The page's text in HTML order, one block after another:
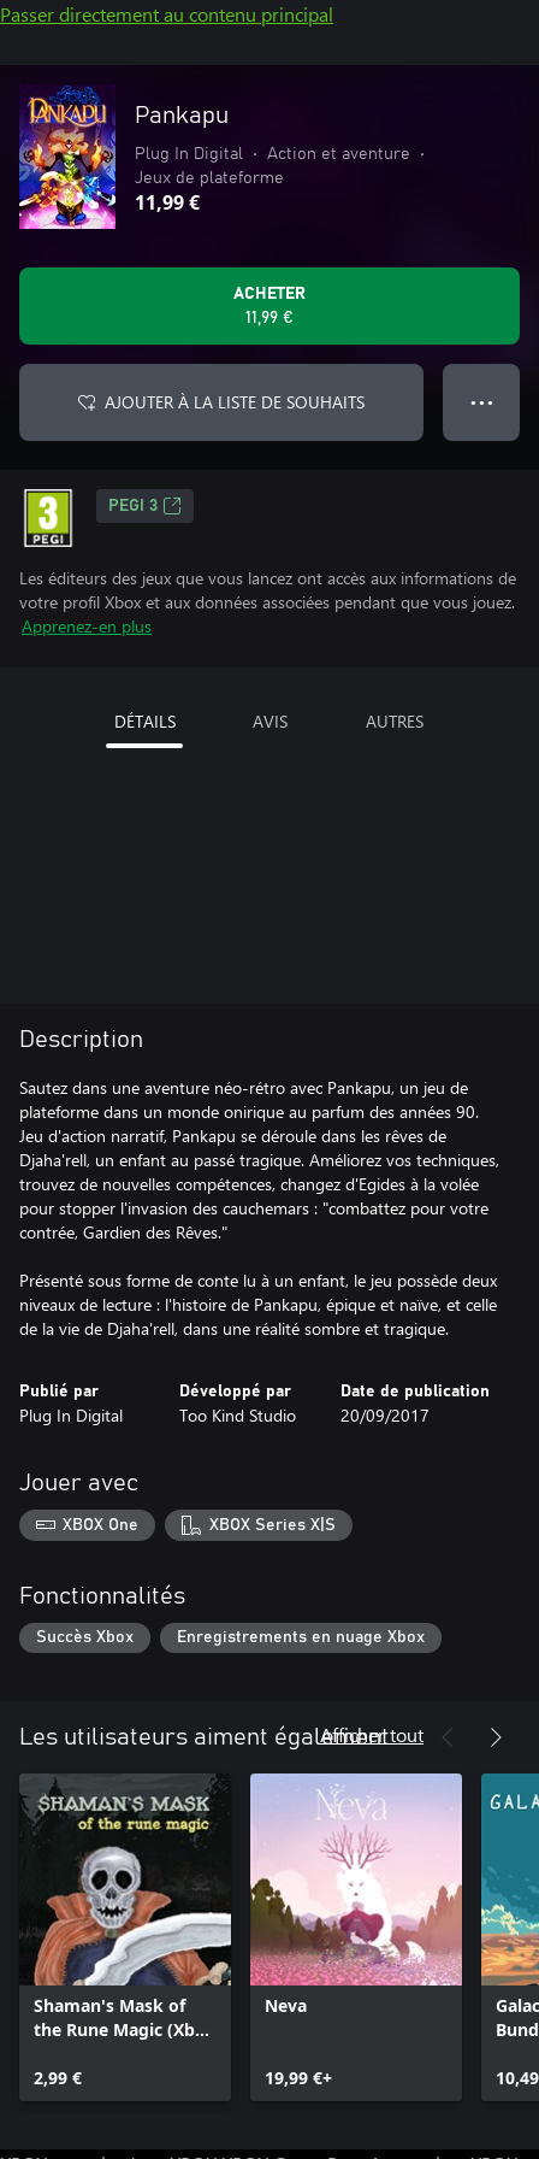
Passer directement au contenu principal
Pankapu
Plug In Digital • Action et aventure
•
Jeux de plateforme
11,99 €
ACHETER
11,99 €
AJOUTER À LA LISTE DE SOUHAITS ● ● ●
PEGI 3
Les éditeurs des jeux que vous lancez ont accès aux informations de
votre profil Xbox et aux données associées pendant que vous jouez.
Apprenez-en plus
DÉTAILS AVIS AUTRES
Description
Sautez dans une aventure néo-rétro avec Pankapu, un jeu de
plateforme dans un monde onirique au parfum des années 90.
Jeu d'action narratif, Pankapu se déroule dans les rêves de
Djaha'rell, un enfant au passé tragique. Améliorez vos techniques,
trouvez de nouvelles compétences, changez d'Egides à la volée
pour stopper l'invasion des cauchemars : "combattez pour votre
contrée, Gardien des Rêves."
Présenté sous forme de conte lu à un enfant, le jeu possède deux
niveaux de lecture : l'histoire de Pankapu, épique et naïve, et celle
de la vie de Djaha'rell, dans une réalité sombre et tragique.
Publié par
Plug In Digital
Développé par
Too Kind Studio
Date de publication
20/09/2017
Jouer avec
XBOX One XBOX Series X|S
Fonctionnalités
Succès Xbox Enregistrements en nuage Xbox
Les utilisateurs aiment également
Afficher tout
Shaman's Mask of
the Rune Magic (Xbox
2,99 €
Neva
19,99 €+